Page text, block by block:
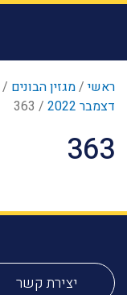
ראשי /מגזין הבונים /
דצמבר 2022
/
363
363
יצירת קשר